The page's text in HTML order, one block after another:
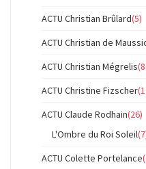
ACTU Christian Brûlard(5)
ACTU Christian de
ACTU Christian Mégrelis
ACTU Christine Fizscher
ACTU Claude Rodhain(26)
L'Ombre du Roi Soleil
ACTU Colette Portelance